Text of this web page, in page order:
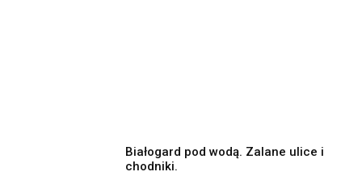
Białogard pod wodą. Zalane ulice i
chodniki.